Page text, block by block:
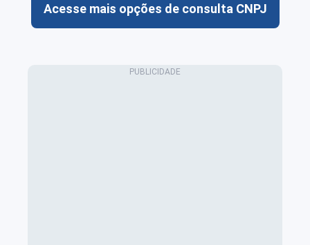
Acesse mais opções de consulta CNPJ